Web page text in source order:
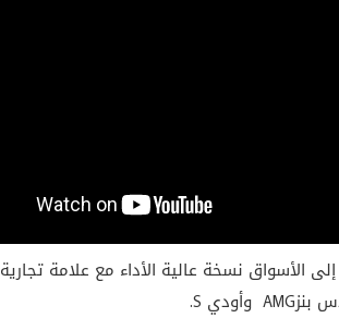
الأسواق نسخة عالية الأداء مع علامة تجارية
بنزAMG وأودي S
.